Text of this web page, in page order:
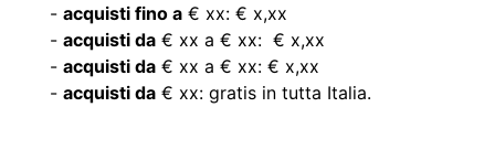
- acquisti fino a € xx: € x,xx
- acquisti da € xx a € xx: € x,xx
- acquisti da € xx a € xx: € x,xx
- acquisti da € xx: gratis in tutta Italia.